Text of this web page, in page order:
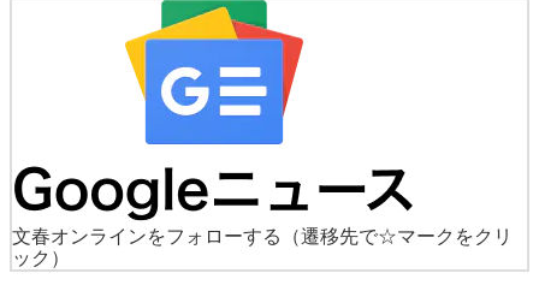
文春オンラインをフォローする
（遷移先で☆マークをクリ
ック）